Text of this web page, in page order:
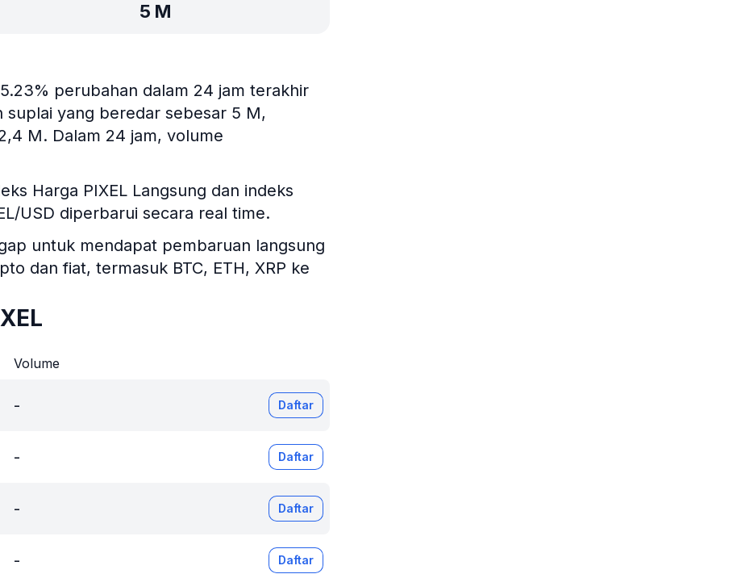
5 M
perubahan dalam 24 jam terakhir
suplai yang beredar sebesar 5 M,
M. Dalam 24 jam, volume
Harga PIXEL Langsung dan indeks
USD diperbarui secara real time.
untuk mendapat pembaruan langsung
dan fiat, termasuk BTC, ETH, XRP ke
Volume
- Daftar
- Daftar
- Daftar
- Daftar